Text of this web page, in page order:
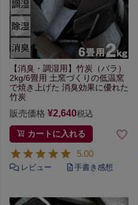
【消臭・調湿用】 竹炭（バラ）
2kg/6畳用 土窯づくりの低温窯
で焼き上げた 消臭効果に優れた
竹炭
販売価格 ¥2,640税込
カートに入れる
5.00